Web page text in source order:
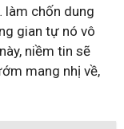
làm chốn dung
gian tự nó vô
niềm tin sẽ
mang nhị về,